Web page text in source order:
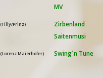
MV
(Tilly/Prinz)
Zirbenland
Saitenmusi
(Lorenz Maierhofer) Swing´n Tune